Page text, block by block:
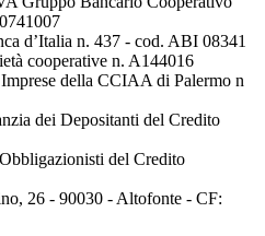
d’Italia n. 437 - cod. ABI 08341
cooperative n. A144016
della CCIAA di Palermo n
dei Depositanti del Credito
del Credito
26 - 90030 - Altofonte - CF: